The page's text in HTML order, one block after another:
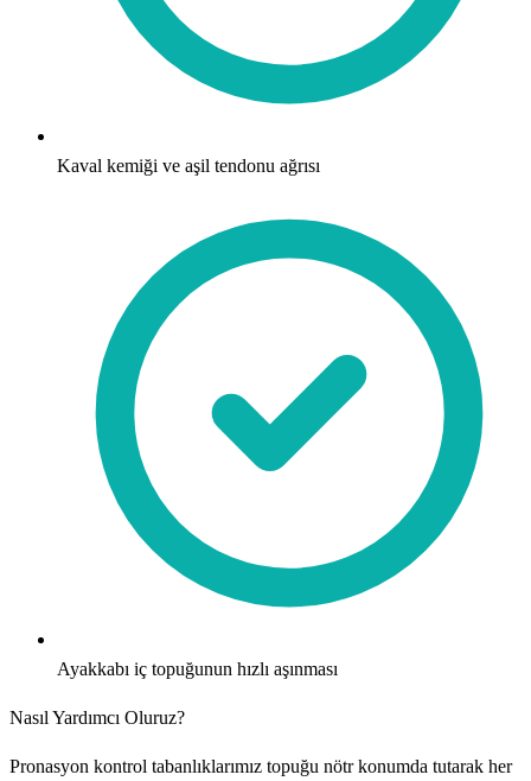
Kaval kemiği ve aşil tendonu ağrısı
Ayakkabı iç topuğunun hızlı aşınması
Nasıl Yardımcı Oluruz?
Pronasyon kontrol tabanlıklarımız topuğu nötr konumda tutarak her